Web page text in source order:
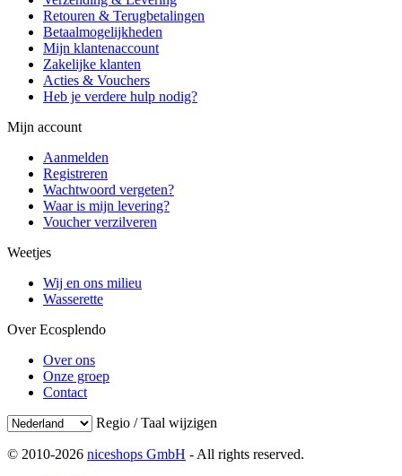
Retouren & Terugbetalingen
Betaalmogelijkheden
Mijn klantenaccount
Zakelijke klanten
Acties & Vouchers
Heb je verdere hulp nodig?
Mijn account
Aanmelden
Registreren
Wachtwoord vergeten?
Waar is mijn levering?
Voucher verzilveren
Weetjes
Wij en ons milieu
Wasserette
Over Ecosplendo
Over ons
Onze groep
Contact
Regio / Taal wijzigen
© 2010-2026 niceshops GmbH - All rights reserved.